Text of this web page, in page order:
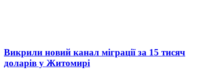
Викрили новий канал міграції за 15 тисяч
доларів у Житомирі